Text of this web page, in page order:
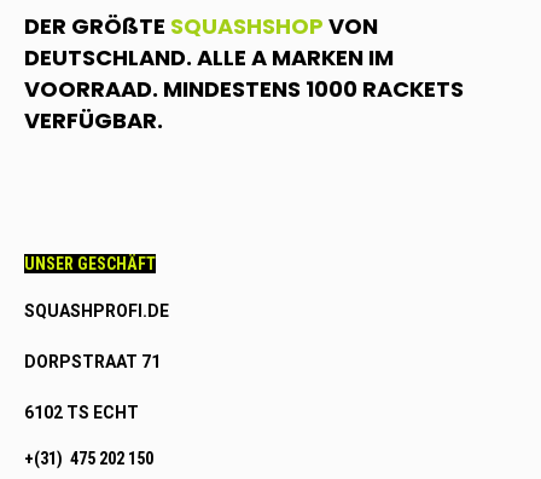
DER GRÖßTE SQUASHSHOP VON
DEUTSCHLAND. ALLE A MARKEN IM
VOORRAAD. MINDESTENS 1000 RACKETS
VERFÜGBAR.
UNSER GESCHÄFT
SQUASHPROFI.DE
DORPSTRAAT 71
6102 TS ECHT
+(31) 475 202 150